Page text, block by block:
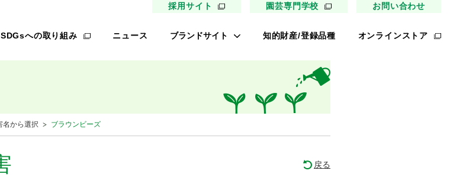
採用サイト 園芸専門学校 お問い合わせ
SDGsへの取り組み ニュース ブランドサイト 知的財産/登録品種 オンラインストア
名から選択 ブラウンビーズ
戻る